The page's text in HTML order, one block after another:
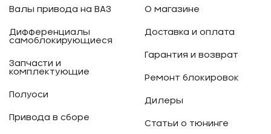
Валы привода на ВАЗ
Дифференциалы
самоблокирующиеся
Запчасти и
комплектующие
Полуоси
Привода в сборе
О магазине
Доставка и оплата
Гарантия и возврат
Ремонт блокировок
Дилеры
Статьи о тюнинге